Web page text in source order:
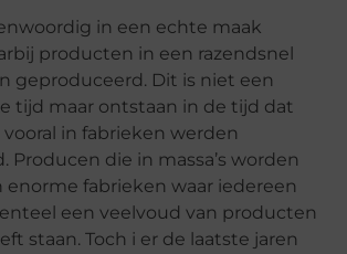
in een echte maak
producten in een razendsnel
geproduceerd. Dit is niet een
tijd maar ontstaan in de tijd dat
in fabrieken werden
Producen die in massa’s worden
enorme fabrieken waar iedereen
een veelvoud van producten
staan. Toch i er de laatste jaren